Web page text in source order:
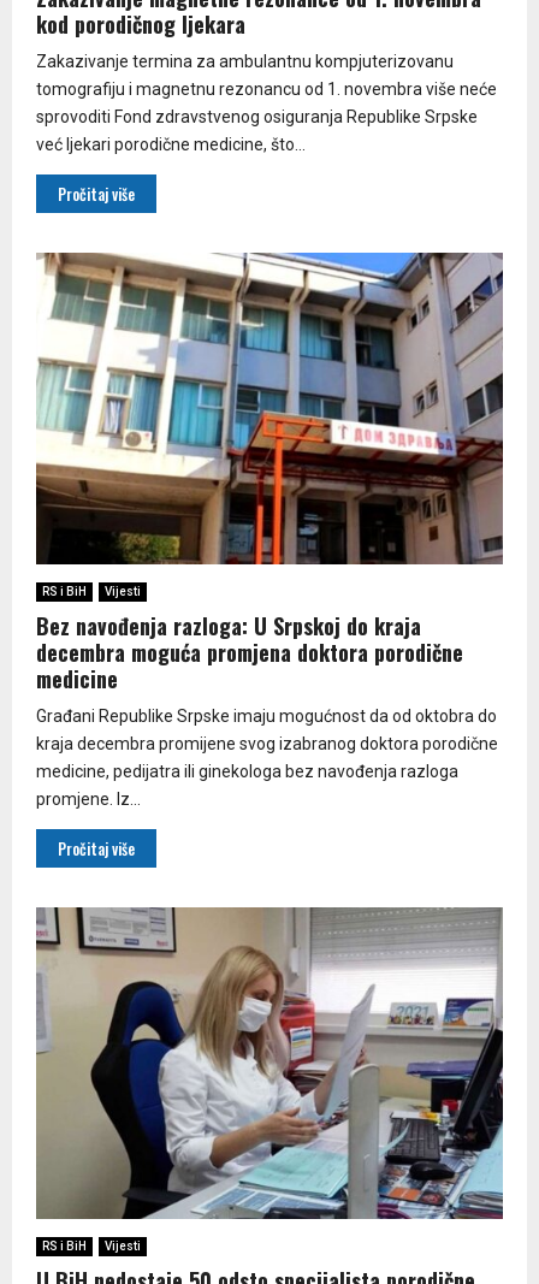
kod porodičnog ljekara
Zakazivanje termina za ambulantnu kompjuterizovanu
tomografiju i magnetnu rezonancu od 1. novembra više neće
sprovoditi Fond zdravstvenog osiguranja Republike Srpske
već ljekari porodične medicine, što...
Pročitaj više
RS i BiH Vijesti
Bez navođenja razloga: U Srpskoj do kraja
decembra moguća promjena doktora porodične
medicine
Građani Republike Srpske imaju mogućnost da od oktobra do
kraja decembra promijene svog izabranog doktora porodične
medicine, pedijatra ili ginekologa bez navođenja razloga
promjene. Iz...
Pročitaj više
RS i BiH Vijesti